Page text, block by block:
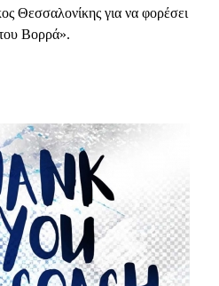
Θεσσαλονίκης για να φορέσει
Βορρά».